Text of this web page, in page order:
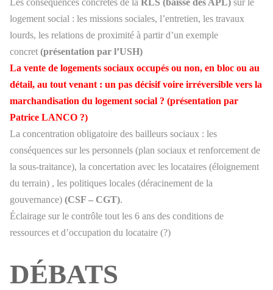
logement social : les missions sociales, l’entretien, les travaux
lourds, les relations de proximité à partir d’un exemple
concret (présentation par l’USH)
La vente de logements sociaux occupés ou non, en bloc ou au
détail, au tout venant : un pas décisif voire irréversible vers la
marchandisation du logement social ? (présentation par
Patrice LANCO ?)
La concentration obligatoire des bailleurs sociaux : les
conséquences sur les personnels (plan sociaux et renforcement de
la sous-traitance), la concertation avec les locataires (éloignement
du terrain) , les politiques locales (déracinement de la
gouvernance) (CSF – CGT).
Éclairage sur le contrôle tout les 6 ans des conditions de
ressources et d’occupation du locataire (?)
DÉBATS